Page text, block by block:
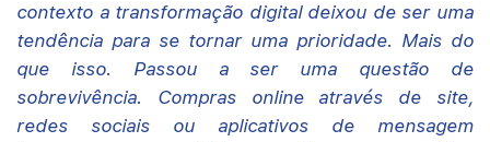
contexto a transformação digital deixou de ser uma
tendência para se tornar uma prioridade. Mais do
que isso. Passou a ser uma questão de
sobrevivência. Compras online através de site,
redes sociais ou aplicativos de mensagem